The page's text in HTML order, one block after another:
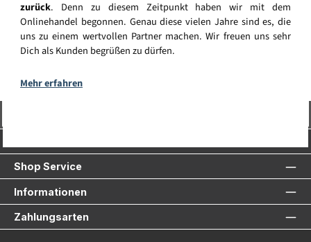
zurück. Denn zu diesem Zeitpunkt haben wir mit dem
Onlinehandel begonnen. Genau diese vielen Jahre sind es, die
uns zu einem wertvollen Partner machen. Wir freuen uns sehr
Dich als Kunden begrüßen zu dürfen.
Mehr erfahren
Shop Service
Informationen
Zahlungsarten